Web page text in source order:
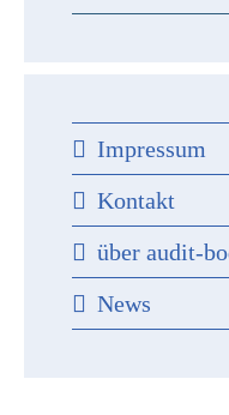
Impressum
Kontakt
über audit-
News